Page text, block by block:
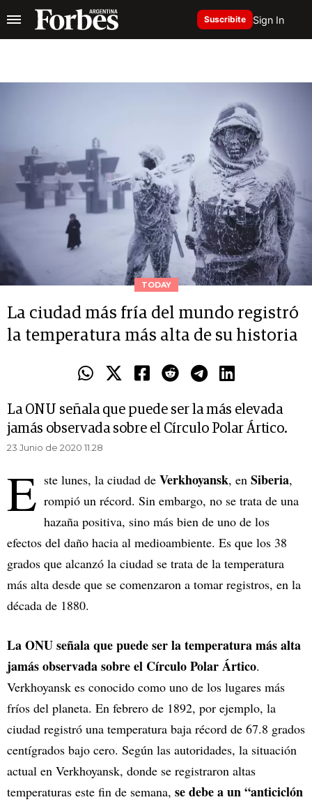
Suscribite Sign In
TODAY
La ciudad más fría del mundo registró
la temperatura más alta de su historia
La ONU señala que puede ser la más elevada
jamás observada sobre el Círculo Polar Ártico.
23 Junio de 2020 11.28
E ste lunes, la ciudad de Verkhoyansk, en Siberia,
rompió un récord. Sin embargo, no se trata de una
hazaña positiva, sino más bien de uno de los
efectos del daño hacia al medioambiente. Es que los 38
grados que alcanzó la ciudad se trata de la temperatura
más alta desde que se comenzaron a tomar registros, en la
década de 1880.
La ONU señala que puede ser la temperatura más alta
jamás observada sobre el Círculo Polar Ártico.
Verkhoyansk es conocido como uno de los lugares más
fríos del planeta. En febrero de 1892, por ejemplo, la
ciudad registró una temperatura baja récord de 67.8 grados
centígrados bajo cero. Según las autoridades, la situación
actual en Verkhoyansk, donde se registraron altas
temperaturas este fin de semana, se debe a un “anticiclón